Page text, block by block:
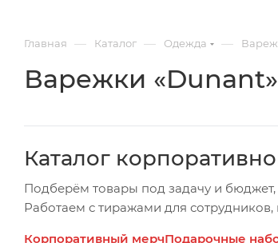
Главная — Каталог — Одежда —
Варежки
Каталог
Подберём товары под задачу и
Работаем с тиражами для
Корпоративный мерчПодарочные